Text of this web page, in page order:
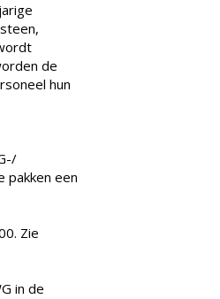
de
hun
pakken een
Zie
in de